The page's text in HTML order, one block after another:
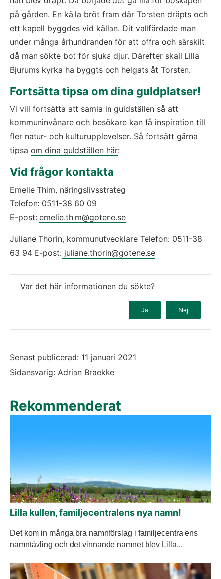
på gården. En källa bröt fram där Torsten dräpts och
ett kapell byggdes vid källan. Dit vallfärdade man
under många århundranden för att offra och särskilt
då man sökte bot för sjuka djur. Därefter skall Lilla
Bjurums kyrka ha byggts och helgats åt Torsten.
Fortsätta tipsa om dina guldplatser!
Vi vill fortsätta att samla in guldställen så att
kommuninvånare och besökare kan få inspiration till
fler natur- och kulturupplevelser. Så fortsätt gärna
tipsa om dina guldställen här:
Vid frågor kontakta
Emelie Thim, näringslivsstrateg
Telefon: 0511-38 60 09
E-post: emelie.thim@gotene.se
Juliane Thorin, kommunutvecklare Telefon: 0511-38
63 94 E-post: juliane.thorin@gotene.se
Var det här informationen du sökte?
Ja Nej
Senast publicerad: 11 januari 2021
Sidansvarig: Adrian Braekke
Rekommenderat
Lilla kullen, familjecentralens nya namn!
Det kom in många bra namnförslag i familjecentralens
namntävling och det vinnande namnet blev Lilla...